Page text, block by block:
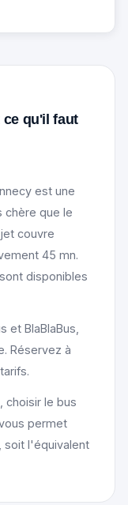
ce qu'il faut
est une
chère que le
couvre
45 mn.
disponibles
et BlaBlaBus,
Réservez à
choisir le bus
permet
soit l'équivalent